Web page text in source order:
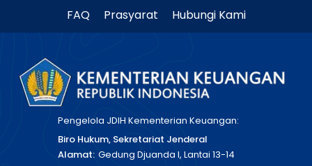
FAQ Prasyarat Hubungi Kami
Pengelola JDIH Kementerian Keuangan:
Biro Hukum, Sekretariat Jenderal
Alamat: Gedung Djuanda I, Lantai 13-14